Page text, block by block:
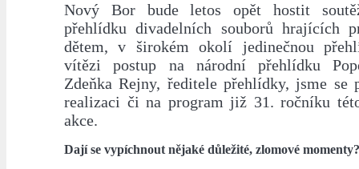
Nový Bor bude letos opět hostit
přehlídku divadelních souborů hrajících
dětem, v širokém okolí jedinečnou
vítězi postup na národní přehlídku
Zdeňka Rejny, ředitele přehlídky, jsme
realizaci či na program již 31. ročníku
akce.
Dají se vypíchnout nějaké důležité, zlomové momenty?